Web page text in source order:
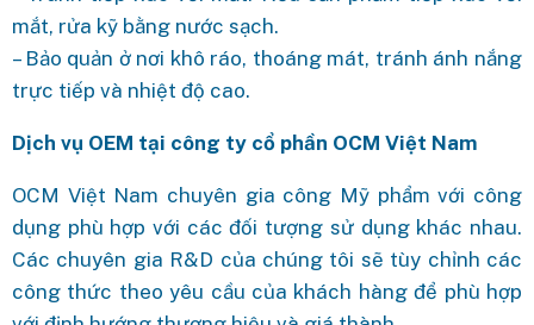
mắt, rửa kỹ bằng nước sạch.
– Bảo quản ở nơi khô ráo, thoáng mát, tránh ánh nắng
trực tiếp và nhiệt độ cao.
Dịch vụ OEM tại công ty cổ phần OCM Việt Nam
OCM Việt Nam chuyên gia công Mỹ phẩm với công
dụng phù hợp với các đối tượng sử dụng khác nhau.
Các chuyên gia R&D của chúng tôi sẽ tùy chỉnh các
công thức theo yêu cầu của khách hàng để phù hợp